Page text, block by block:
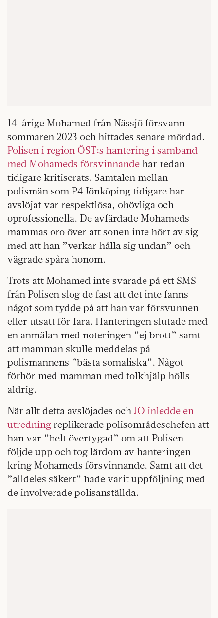
14-årige Mohamed från Nässjö försvann
sommaren 2023 och hittades senare mördad.
Polisen i region ÖST:s hantering i samband
med Mohameds försvinnande har redan
tidigare kritiserats. Samtalen mellan
polismän som P4 Jönköping tidigare har
avslöjat var respektlösa, ohövliga och
oprofessionella. De avfärdade Mohameds
mammas oro över att sonen inte hört av sig
med att han ”verkar hålla sig undan” och
vägrade spåra honom.
Trots att Mohamed inte svarade på ett SMS
från Polisen slog de fast att det inte fanns
något som tydde på att han var försvunnen
eller utsatt för fara. Hanteringen slutade med
en anmälan med noteringen ”ej brott” samt
att mamman skulle meddelas på
polismannens ”bästa somaliska”. Något
förhör med mamman med tolkhjälp hölls
aldrig.
När allt detta avslöjades ochJO inledde en
utredning replikerade polisområdeschefen att
han var ”helt övertygad” om att Polisen
följde upp och tog lärdom av hanteringen
kring Mohameds försvinnande. Samt att det
”alldeles säkert” hade varit uppföljning med
de involverade polisanställda.